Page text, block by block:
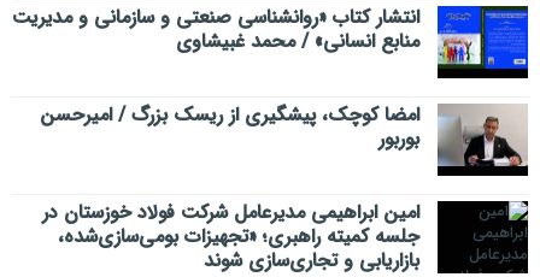
انتشار کتاب «روانشناسی صنعتی و سازمانی و مدیریت
منابع انسانی» / محمد غبیشاوی
امضا کوچک، پیشگیری از ریسک بزرگ / امیرحسن
بوربور
امین ابراهیمی مدیرعامل شرکت فولاد خوزستان در
جلسه کمیته راهبری؛ «تجهیزات بومی‌سازی‌شده،
بازاریابی و تجاری‌سازی شوند